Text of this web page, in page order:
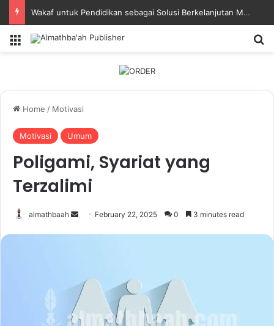
Kisah Manajemen Waktu Imam Nawawi
Menu
Home / Motivasi
Motivasi Umum
Poligami, Syariat yang
Terzalimi
almathbaah
Send February 22, 2025 0 3 minutes read